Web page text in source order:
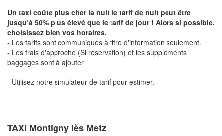
Un taxi coûte plus cher la nuit le tarif de nuit peut être
jusqu’à 50% plus élevé que le tarif de jour ! Alors si possible,
choisissez bien vos horaires.
- Les tarifs sont communiqués à titre d'information seulement.
- Les frais d'approche (Si réservation) et les suppléments
baggages sont à ajouter
- Utilisez notre simulateur de tarif pour estimer.
TAXI Montigny lès Metz